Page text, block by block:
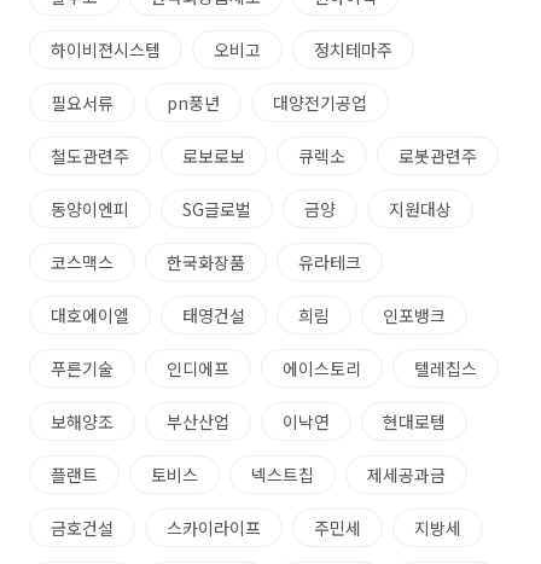
하이비젼시스템 오비고 정치테마주
필요서류 pn풍년 대양전기공업
철도관련주 로보로보 큐렉소 로봇관련주
동양이엔피 SG글로벌 금양 지원대상
코스맥스 한국화장품 유라테크
대호에이엘 태영건설 희림 인포뱅크
푸른기술 인디에프 에이스토리 텔레칩스
보해양조 부산산업 이낙연 현대로템
플랜트 토비스 넥스트칩 제세공과금
금호건설 스카이라이프 주민세 지방세